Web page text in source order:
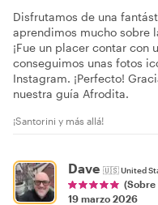
Disfrutamos de una
aprendimos mucho sobre
¡Fue un placer contar con
conseguimos unas fotos
Instagram. ¡Perfecto!
nuestra guía Afrodita.
¡Santorini y más allá!
Dave 🇺🇸United
19 marzo 2026